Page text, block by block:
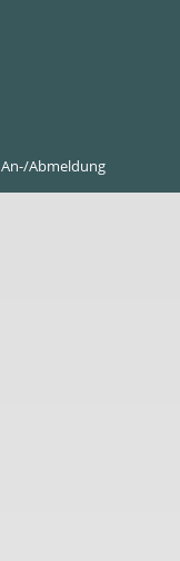
An-/Abmeldung